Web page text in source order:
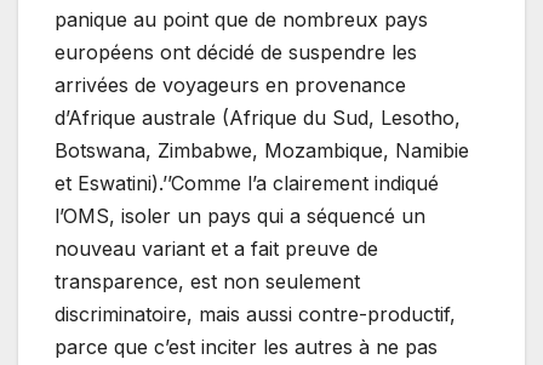
panique au point que de nombreux pays
européens ont décidé de suspendre les
arrivées de voyageurs en provenance
d’Afrique australe (Afrique du Sud, Lesotho,
Botswana, Zimbabwe, Mozambique, Namibie
et Eswatini).’’Comme l’a clairement indiqué
l’OMS, isoler un pays qui a séquencé un
nouveau variant et a fait preuve de
transparence, est non seulement
discriminatoire, mais aussi contre-productif,
parce que c’est inciter les autres à ne pas